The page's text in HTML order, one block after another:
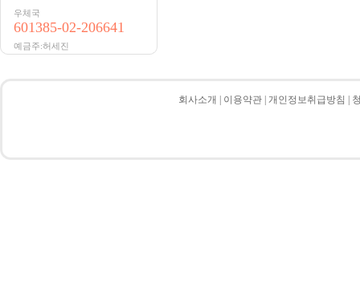
우체국
601385-02-206641
예금주:허세진
회사소개 이용약관 개인정보취급방침